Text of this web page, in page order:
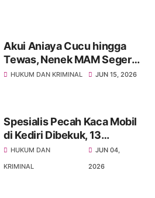
Akui Aniaya Cucu hingga
Tewas, Nenek MAM Segera
Duduk di Kursi Pesakitan
HUKUM DAN KRIMINAL JUN 15, 2026
Spesialis Pecah Kaca Mobil
di Kediri Dibekuk, 13
Kendaraan Jadi Korban
HUKUM DAN
KRIMINAL
JUN 04,
2026